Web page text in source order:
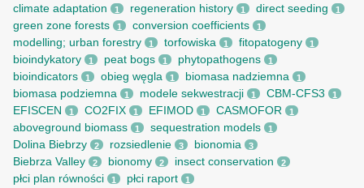
climate adaptation 1 regeneration history 1 direct seeding 1
green zone forests 1 conversion coefficients 1
modelling; urban forestry 1 torfowiska 1 fitopatogeny 1
bioindykatory 1 peat bogs 1 phytopathogens 1
bioindicators 1 obieg węgla 1 biomasa nadziemna 1
biomasa podziemna 1 modele sekwestracji 1 CBM-CFS3 1
EFISCEN 1 CO2FIX 1 EFIMOD 1 CASMOFOR 1
aboveground biomass 1 sequestration models 1
Dolina Biebrzy 2 rozsiedlenie 3 bionomia 3
Biebrza Valley 2 bionomy 2 insect conservation 2
płci plan równości 1 płci raport 1